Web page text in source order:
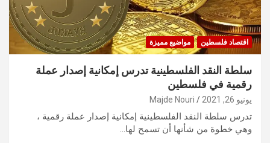
اقتصاد فلسطين مواضيع مميزة
سلطة النقد الفلسطينية تدرس إمكانية إصدار عملة
رقمية في فلسطين
يونيو 26, 2021 Majde Nouri
تدرس سلطة النقد الفلسطينية إمكانية إصدار عملة رقمية ،
وهي خطوة من شأنها أن تسمح لها…